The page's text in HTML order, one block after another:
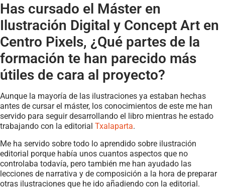
Has cursado el Máster en
Ilustración Digital y Concept Art en
Centro Pixels, ¿Qué partes de la
formación te han parecido más
útiles de cara al proyecto?
Aunque la mayoría de las ilustraciones ya estaban hechas
antes de cursar el máster, los conocimientos de este me han
servido para seguir desarrollando el libro mientras he estado
trabajando con la editorial Txalaparta.
Me ha servido sobre todo lo aprendido sobre ilustración
editorial porque había unos cuantos aspectos que no
controlaba todavía, pero también me han ayudado las
lecciones de narrativa y de composición a la hora de preparar
otras ilustraciones que he ido añadiendo con la editorial.